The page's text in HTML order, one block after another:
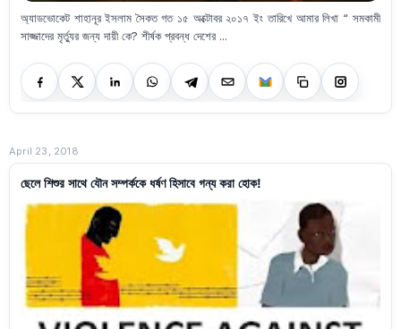
অ্যাডভোকেট শাহানূর ইসলাম সৈকত গত ১৫ অক্টোবর ২০১৭ ইং তারিখে আমার লিখা “ সমকামী
সাজ্জাদের মৃর্ত্যুর জন্য দায়ী কে? শীর্ষক প্রবন্ধ দেশের ...
April 23, 2018
ছেলে শিশুর সাথে যৌন সম্পর্ককে ধর্ষণ হিসাবে গন্য করা হোক!